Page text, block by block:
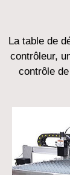
La table de
contrôleur,
contrôle